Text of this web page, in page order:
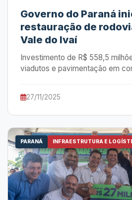
Governo do Paraná
restauração de
Vale do Ivaí
Investimento de R$ 558,5
viadutos e pavimentação em
27/11/2025
PARANÁ INFRAESTRUTURA E